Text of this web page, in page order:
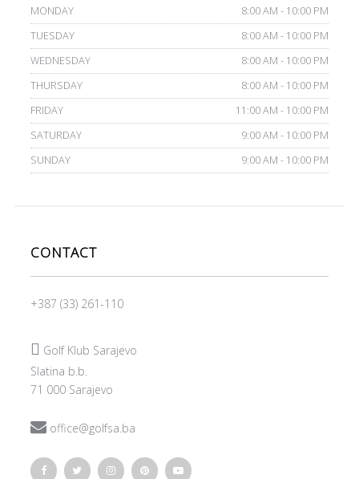
MONDAY
8:00 AM - 10:00 PM
TUESDAY
8:00 AM - 10:00 PM
WEDNESDAY
8:00 AM - 10:00 PM
THURSDAY
8:00 AM - 10:00 PM
FRIDAY
11:00 AM - 10:00 PM
SATURDAY
9:00 AM - 10:00 PM
SUNDAY
9:00 AM - 10:00 PM
CONTACT
+387 (33) 261-110
 Golf Klub Sarajevo
Slatina b.b.
71 000 Sarajevo
office@golfsa.ba